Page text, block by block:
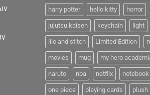
harry potter hello kitty horror
jujutsu kaisen keychain light
lilo and stitch Limited Edition
movies mug my hero
naruto nba netflix notebook
one piece playing cards plush